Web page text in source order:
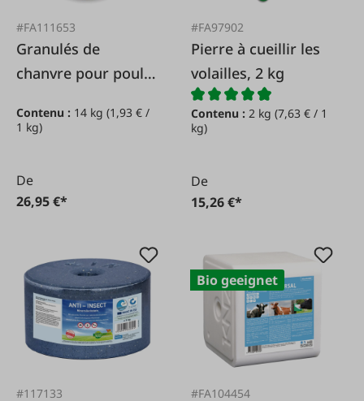
#FA111653
Granulés de
chanvre pour poulet
Contenu : 14 kg (1,93 € /
1 kg)
De
26,95 €*
#FA97902
Pierre à cueillir les
volailles, 2 kg
Contenu :2 kg(7,63 € / 1
kg)
De
15,26 €*
#117133
Bio geeignet
#FA104454